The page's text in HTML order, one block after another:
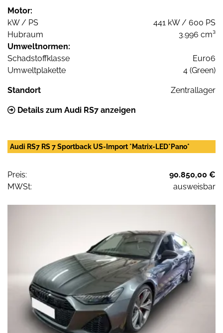
Motor:
kW / PS
441 kW / 600 PS
Hubraum
3.996 cm³
Umweltnormen:
Schadstoffklasse
Euro6
Umweltplakette
4 (Green)
Standort Zentrallager
Details zum Audi RS7 anzeigen
Audi RS7 RS 7 Sportback US-Import *Matrix-LED*Pano*
Preis:
90.850,00 €
MWSt:
ausweisbar